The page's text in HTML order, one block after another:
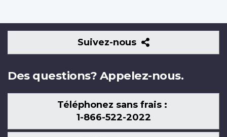
Suivez-nous
Suivez-
nous
Des questions? Appelez-nous.
Téléphonez sans frais :
1-866-522-2022